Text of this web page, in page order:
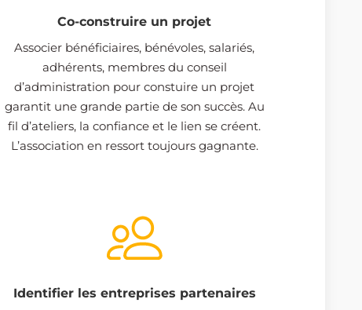
Co-construire un projet
Associer bénéficiaires, bénévoles, salariés,
adhérents, membres du conseil
d’administration pour constuire un projet
garantit une grande partie de son succès. Au
fil d’ateliers, la confiance et le lien se créent.
L’association en ressort toujours gagnante.
Identifier les entreprises partenaires